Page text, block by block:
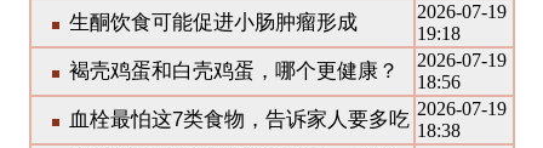
生酮饮食可能促进小肠肿瘤形成
2026-07-19
19:18
褐壳鸡蛋和白壳鸡蛋，哪个更健康？
2026-07-19
18:56
血栓最怕这7类食物，告诉家人要多吃 2026-07-19
18:38